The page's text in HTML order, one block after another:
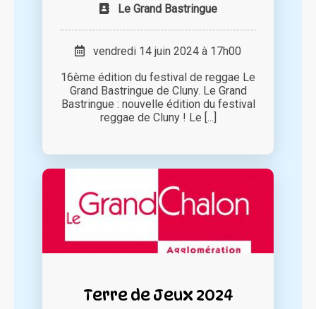
Le Grand Bastringue
vendredi 14 juin 2024 à 17h00
16ème édition du festival de reggae Le
Grand Bastringue de Cluny. Le Grand
Bastringue : nouvelle édition du festival
reggae de Cluny ! Le [...]
Terre de Jeux 2024